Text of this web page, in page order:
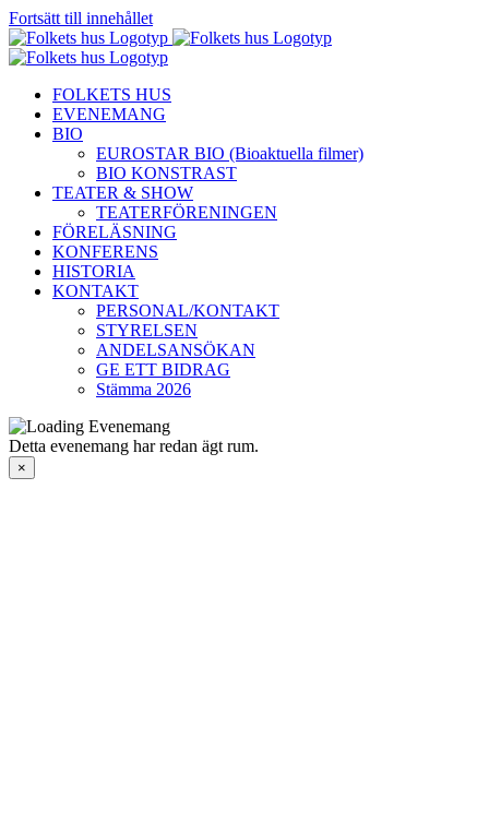
Fortsätt till innehållet
FOLKETS HUS
EVENEMANG
BIO
EUROSTAR BIO (Bioaktuella filmer)
BIO KONSTRAST
TEATER & SHOW
TEATERFÖRENINGEN
FÖRELÄSNING
KONFERENS
HISTORIA
KONTAKT
PERSONAL/KONTAKT
STYRELSEN
ANDELSANSÖKAN
GE ETT BIDRAG
Stämma 2026
Detta evenemang har redan ägt rum.
×